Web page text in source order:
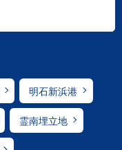
明石新浜港
霊南埋立地